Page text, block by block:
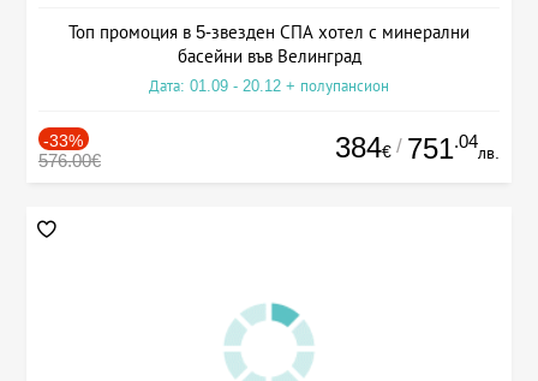
Топ промоция в 5-звезден СПА хотел с минерални
басейни във Велинград
Дата: 01.09 - 20.12 + полупансион
-33%
576.00€ 384€ / 751.04
лв.